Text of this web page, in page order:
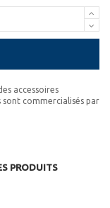
accessoires
commercialisés par
PRODUITS